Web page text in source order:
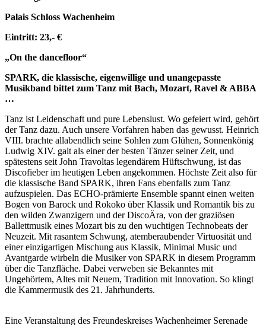
Palais Schloss Wachenheim
Eintritt: 23,- €
„On the dancefloor“
SPARK, die klassische, eigenwillige und unangepasste
Musikband bittet zum Tanz mit Bach, Mozart, Ravel & ABBA
…
Tanz ist Leidenschaft und pure Lebenslust. Wo gefeiert wird, gehört
der Tanz dazu. Auch unsere Vorfahren haben das gewusst. Heinrich
VIII. brachte allabendlich seine Sohlen zum Glühen, Sonnenkönig
Ludwig XIV. galt als einer der besten Tänzer seiner Zeit, und
spätestens seit John Travoltas legendärem Hüftschwung, ist das
Discofieber im heutigen Leben angekommen. Höchste Zeit also für
die klassische Band SPARK, ihren Fans ebenfalls zum Tanz
aufzuspielen. Das ECHO-prämierte Ensemble spannt einen weiten
Bogen von Barock und Rokoko über Klassik und Romantik bis zu
den wilden Zwanzigern und der DiscoÄra, von der graziösen
Ballettmusik eines Mozart bis zu den wuchtigen Technobeats der
Neuzeit. Mit rasantem Schwung, atemberaubender Virtuosität und
einer einzigartigen Mischung aus Klassik, Minimal Music und
Avantgarde wirbeln die Musiker von SPARK in diesem Programm
über die Tanzfläche. Dabei verweben sie Bekanntes mit
Ungehörtem, Altes mit Neuem, Tradition mit Innovation. So klingt
die Kammermusik des 21. Jahrhunderts.
Eine Veranstaltung des Freundeskreises Wachenheimer Serenade